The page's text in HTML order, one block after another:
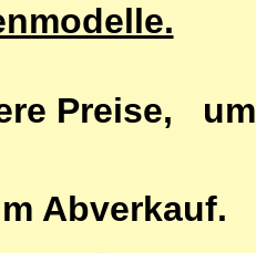
Preise, um
Abverkauf.